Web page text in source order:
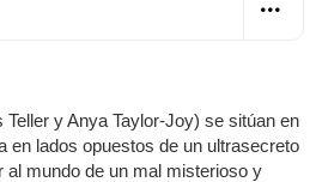
y Anya Taylor-Joy) se sitúan en
en lados opuestos de un ultrasecreto
mundo de un mal misterioso y